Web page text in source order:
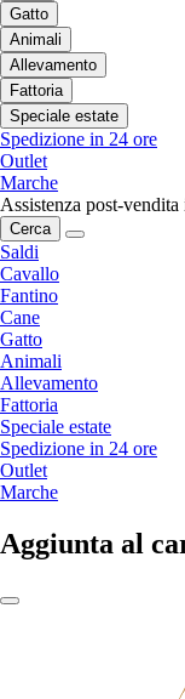
Gatto
Animali
Allevamento
Fattoria
Speciale estate
Spedizione in 24 ore
Outlet
Marche
Assistenza post-vendita
Cerca
Saldi
Cavallo
Fantino
Cane
Gatto
Animali
Allevamento
Fattoria
Speciale estate
Spedizione in 24 ore
Outlet
Marche
Aggiunta al